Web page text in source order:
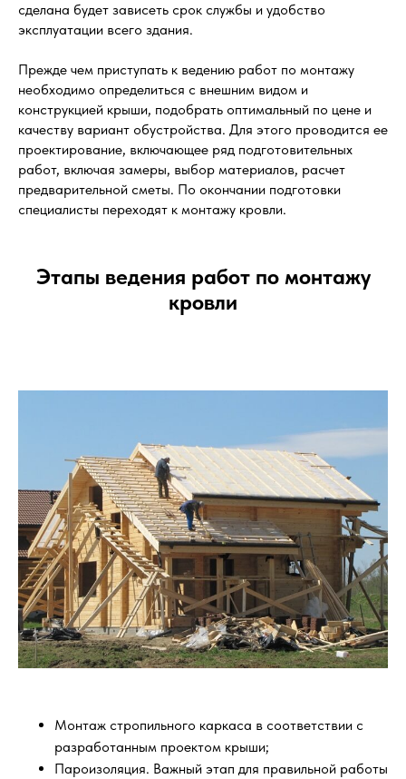
сделана будет зависеть срок службы и удобство
эксплуатации всего здания.
Прежде чем приступать к ведению работ по монтажу
необходимо определиться с внешним видом и
конструкцией крыши, подобрать оптимальный по цене и
качеству вариант обустройства. Для этого проводится ее
проектирование, включающее ряд подготовительных
работ, включая замеры, выбор материалов, расчет
предварительной сметы. По окончании подготовки
специалисты переходят к монтажу кровли.
Этапы ведения работ по монтажу
кровли
Монтаж стропильного каркаса в соответствии с
разработанным проектом крыши;
Пароизоляция. Важный этап для правильной работы